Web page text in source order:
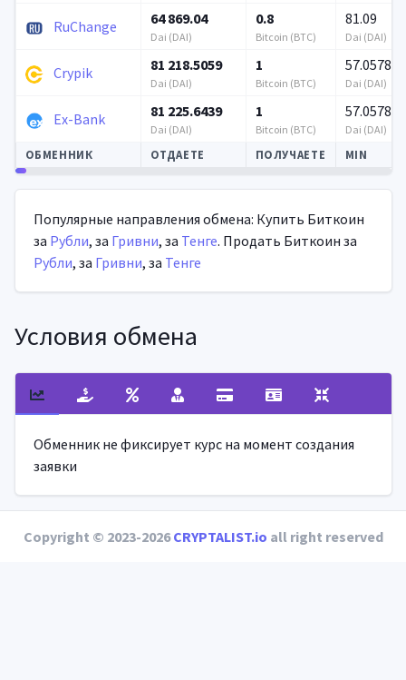
RuChange 64 869.04
Dai (DAI)
0.8
Bitcoin (BTC)
81.09
Dai (DAI)
Crypik 81 218.5059
Dai (DAI)
1
Bitcoin (BTC)
57.0578
Dai (DAI)
Ex-Bank 81 225.6439
Dai (DAI)
1
Bitcoin (BTC)
57.0578
Dai (DAI)
ОБМЕННИК ОТДАЕТЕ ПОЛУЧАЕТЕ MIN
Автообновление
Популярные направления обмена: Купить Биткоин
за Рубли, за Гривни, за Тенге. Продать Биткоин за
Рубли, за Гривни, за Тенге
Условия обмена
Обменник не фиксирует курс на момент создания
заявки
Copyright © 2023-2026CRYPTALIST.io all right reserved